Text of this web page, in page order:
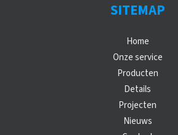
SITEMAP
Home
Onze service
Producten
Details
Projecten
Nieuws